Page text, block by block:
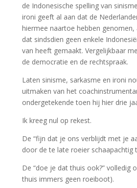
de Indonesische spelling van
ironi geeft al aan dat de
hiermee naartoe hebben genomen,
dat sindsdien geen enkele
van heeft gemaakt. Vergelijkbaar
de democratie en de rechtspraak.
Laten sinisme, sarkasme en ironi
uitmaken van het
ondergetekende toen hij hier drie
Ik kreeg nul op rekest.
De “fijn dat je ons verblijdt met je
door de te late roeier schaapachtig
De “doe je dat thuis ook?” volledig
thuis immers geen roeiboot).